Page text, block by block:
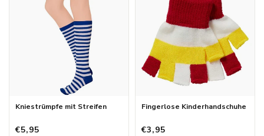
Kniestrümpfe mit Streifen
€5,95
Fingerlose Kinderhandschuhe
€3,95